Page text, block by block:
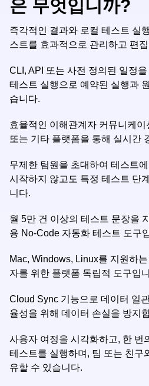
은 무엇입니까?
즉각적인 결과와 로컬 테스트 실
스트를 효과적으로 관리하고 편
CLI, API 또는 사전 정의된 일정
테스트 실행으로 예약된 실행과
습니다.
효율적인 이해관계자 커뮤니케
또는 기타 플랫폼을 통해 실시간
무제한 팀원을 초대하여 테스트
시작하지 않고도 특정 테스트 단
니다.
월 5만 건 이상의 테스트 문장을
용 No-Code 자동화 테스트 도구
Mac, Windows, Linux를 지원하
자를 위한 플랫폼 독립적 도구입
Cloud Sync 기능으로 데이터 일
율성을 위해 데이터 손실을 방지
사용자 여정을 시각화하고, 한 번
테스트를 실행하며, 팀 또는 친구
유할 수 있습니다.